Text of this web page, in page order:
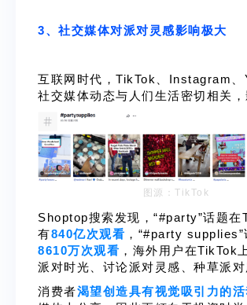
3、社交媒体对派对灵感影响极大
互联网时代，TikTok、Instagram、
社交媒体动态与人们生活密切相关，
图源：TikTok
Shoptop搜索发现，“#party”话题在
有840亿次观看 ，“#party supplies”
8610万次观看 ，海外用户在TikTok
派对时光、讨论派对灵感、种草派对
消费者渴望创造具有视觉吸引力的活